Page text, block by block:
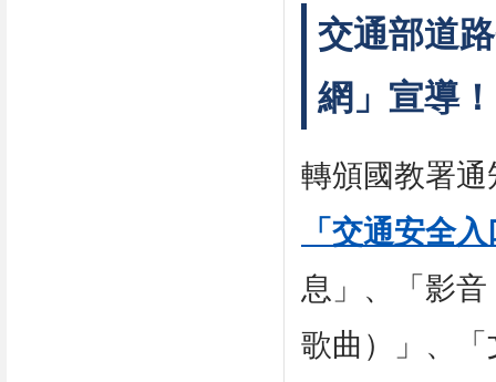
交通部道
網」宣導！
轉頒國教署
「交通安全
息」、「影
歌曲）」、